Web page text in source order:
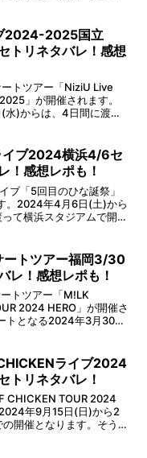
2024-2025国立
トリネタバレ！感想
トツアー「NiziU Live
」が開催されます。
水)からは、4日間に渡っ
よね。...
イブ2024横浜4/6セ
！感想レポも！
ブ「5回目のひな誕祭」
。2024年4月6日(土)から
て横浜スタジアムで開催
横浜スタジアム公演初日
ートツアー福岡3/30
レ！感想レポも！
トツアー「M!LK
2024 HERO」が開催さ
トとなる2024年3月30日
りますよね。そこ...
ライブ2024
トリネタバレ！
CHICKEN TOUR 2024
年9月15日(日)から2
開催となります。そうな